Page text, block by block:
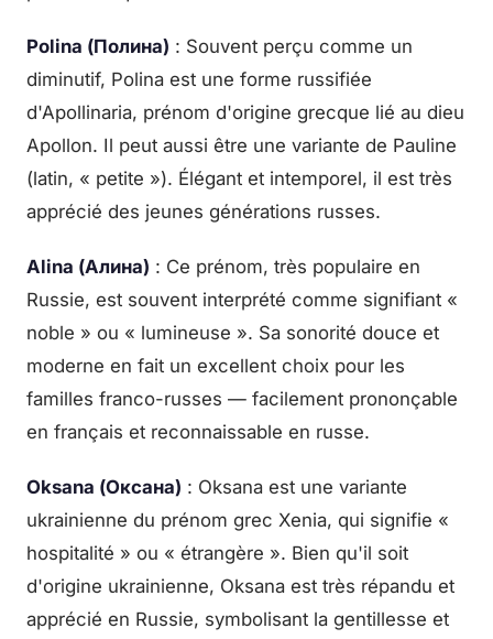
Polina (Полина) : Souvent perçu comme un
diminutif, Polina est une forme russifiée
d'Apollinaria, prénom d'origine grecque lié au dieu
Apollon. Il peut aussi être une variante de Pauline
(latin, « petite »). Élégant et intemporel, il est très
apprécié des jeunes générations russes.
Alina (Алина) : Ce prénom, très populaire en
Russie, est souvent interprété comme signifiant «
noble » ou « lumineuse ». Sa sonorité douce et
moderne en fait un excellent choix pour les
familles franco-russes — facilement prononçable
en français et reconnaissable en russe.
Oksana (Оксана) : Oksana est une variante
ukrainienne du prénom grec Xenia, qui signifie «
hospitalité » ou « étrangère ». Bien qu'il soit
d'origine ukrainienne, Oksana est très répandu et
apprécié en Russie, symbolisant la gentillesse et